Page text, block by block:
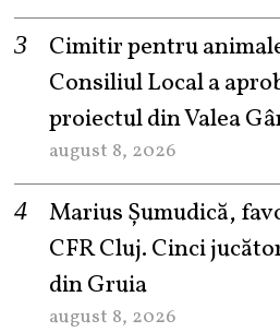
Cimitir pentru
Consiliul Local a
proiectul din Valea
august 8, 2026
Marius Șumudică,
CFR Cluj. Cinci
din Gruia
august 8, 2026